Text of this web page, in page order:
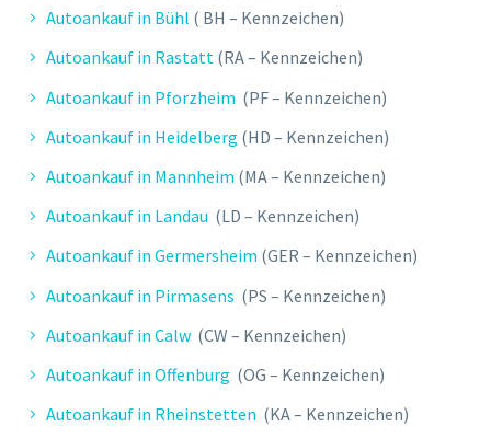
Autoankauf in Bühl ( BH – Kennzeichen)
Autoankauf in Rastatt (RA – Kennzeichen)
Autoankauf in Pforzheim (PF – Kennzeichen)
Autoankauf in Heidelberg (HD – Kennzeichen)
Autoankauf in Mannheim (MA – Kennzeichen)
Autoankauf in Landau (LD – Kennzeichen)
Autoankauf in Germersheim (GER – Kennzeichen)
Autoankauf in Pirmasens (PS – Kennzeichen)
Autoankauf in Calw (CW – Kennzeichen)
Autoankauf in Offenburg (OG – Kennzeichen)
Autoankauf in Rheinstetten (KA – Kennzeichen)